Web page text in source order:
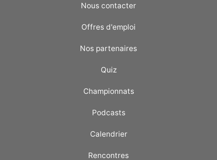
Nous contacter
Offres d'emploi
Nos partenaires
Quiz
Championnats
Podcasts
Calendrier
Rencontres